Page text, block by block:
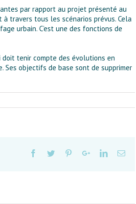
par rapport au projet présenté au
à travers tous les scénarios prévus. Cela
urbain. C’est une des fonctions de
doit tenir compte des évolutions en
Ses objectifs de base sont de supprimer